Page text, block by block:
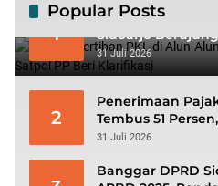
Popular Posts
1
Viral! Penertiban
Sidoarjo
Klarifikasi
31 Juli 2026
2
Penerimaan
Tembus 51
Rp56,3 Triliun
31 Juli 2026
Banggar DPRD